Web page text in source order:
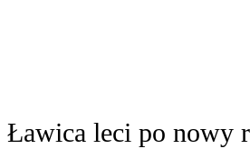
Ławica leci po nowy